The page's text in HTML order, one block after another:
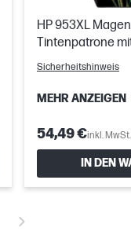
HP 953XL
Tintenpatrone
Sicherheitshinweis
MEHR ANZEIGEN
54,49 €inkl. MwSt.
IN DEN